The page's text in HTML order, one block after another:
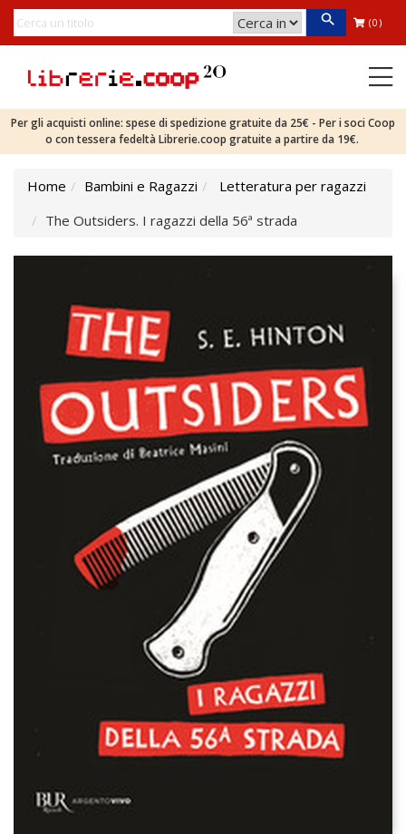
(0)
Per gli acquisti online: spese di spedizione gratuite da 25€ - Per i soci Coop
o con tessera fedeltà Librerie.coop gratuite a partire da 19€.
Home Bambini e Ragazzi
Letteratura per ragazzi
The Outsiders. I ragazzi della 56ª strada